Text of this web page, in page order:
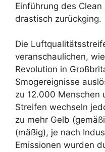
Einführung des
drastisch zurückging.
Die
veranschaulichen,
Revolution in
Smogereignisse
zu 12.000 Menschen
Streifen wechseln
zu mehr Gelb
(mäßig), je nach
Emissionen wurden